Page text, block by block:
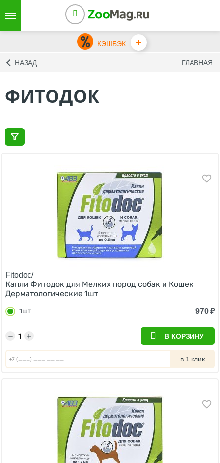
КЭШБЭК +
НАЗАД ГЛАВНАЯ
ФИТОДОК
Fitodoc/
Капли Фитодок для Мелких пород собак и Кошек
Дерматологические 1шт
1шт 970₽
+
− В КОРЗИНУ
в 1 клик